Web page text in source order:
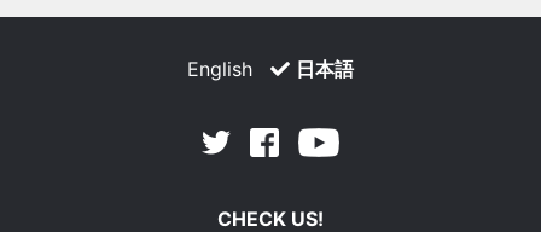
English 日本語
Twitter Facebook
CHECK US!